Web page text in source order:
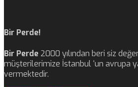
Bir Perde!
Bir Perde 2000 yılından beri siz
müşterilerimize İstanbul ‘un avrupa
vermektedir.